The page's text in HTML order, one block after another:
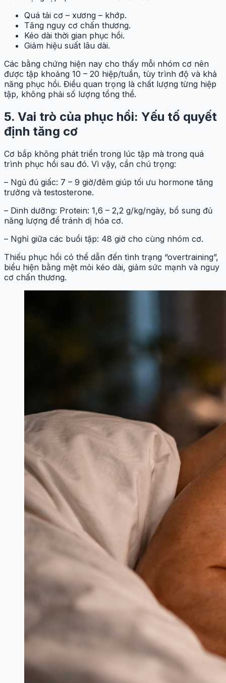
Quá tải cơ – xương – khớp.
Tăng nguy cơ chấn thương.
Kéo dài thời gian phục hồi.
Giảm hiệu suất lâu dài.
Các bằng chứng hiện nay cho thấy mỗi nhóm cơ nên
được tập khoảng 10 – 20 hiệp/tuần, tùy trình độ và khả
năng phục hồi. Điều quan trọng là chất lượng từng hiệp
tập, không phải số lượng tổng thể.
5. Vai trò của phục hồi: Yếu tố quyết
định tăng cơ
Cơ bắp không phát triển trong lúc tập mà trong quá
trình phục hồi sau đó. Vì vậy, cần chú trọng:
– Ngủ đủ giấc: 7 – 9 giờ/đêm giúp tối ưu hormone tăng
trưởng và testosterone.
– Dinh dưỡng: Protein: 1,6 – 2,2 g/kg/ngày, bổ sung đủ
năng lượng để tránh dị hóa cơ.
– Nghỉ giữa các buổi tập: 48 giờ cho cùng nhóm cơ.
Thiếu phục hồi có thể dẫn đến tình trạng “overtraining”,
biểu hiện bằng mệt mỏi kéo dài, giảm sức mạnh và nguy
cơ chấn thương.